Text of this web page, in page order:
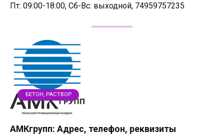
Пт: 09:00-18:00, Сб-Вс: выходной, 74959757235
БЕТОН, РАСТВОР
АМКгрупп: Адрес, телефон, реквизиты